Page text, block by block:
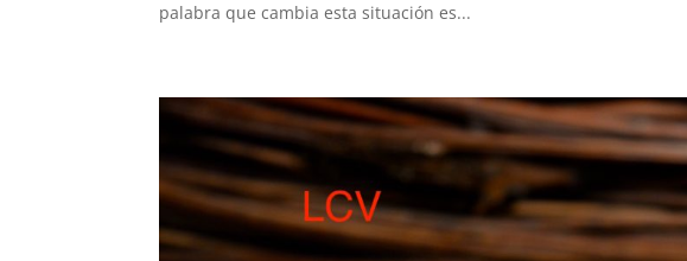
palabra que cambia esta situación es...